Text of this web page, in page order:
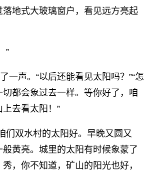
地式大玻璃窗户，看见远方亮起
”
一声。“以后还能看见太阳吗？”“怎
都会象过去一样。等你好了，咱
去看太阳！”
们双水村的太阳好。早晚又圆又
黄亮。城里的太阳有时候象蒙了
，你不知道，矿山的阳光也好，